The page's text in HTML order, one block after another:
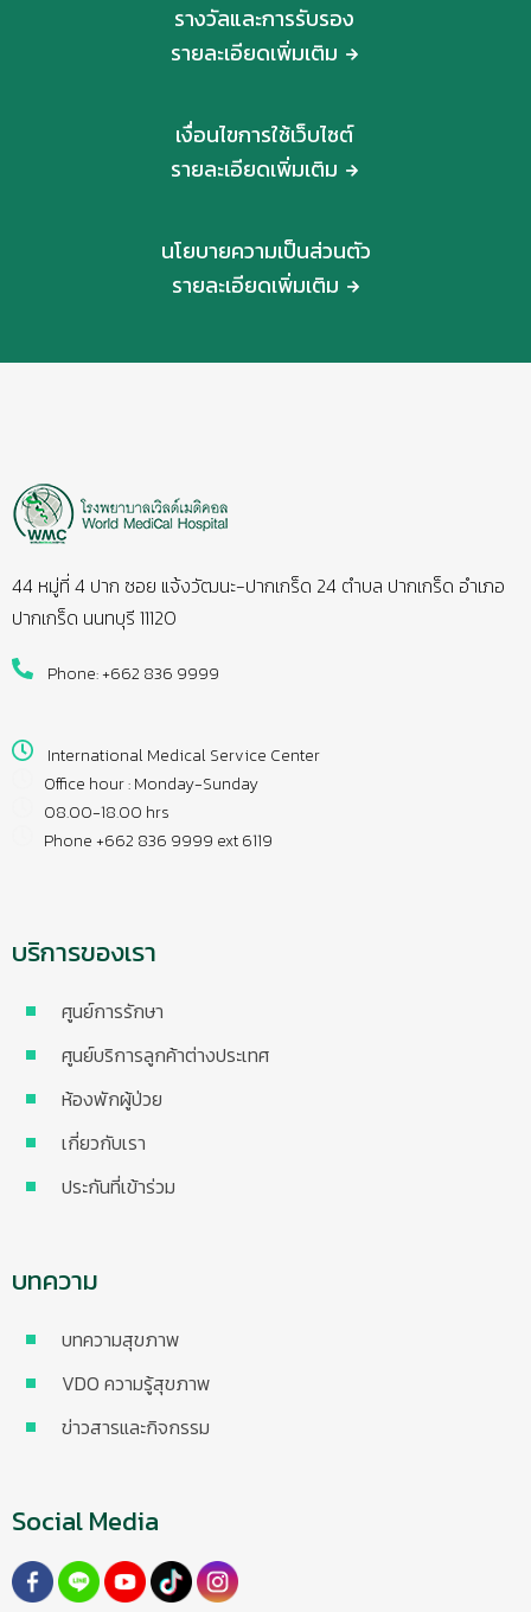
รางวัลและการรับรอง
รายละเอียดเพิ่มเติม
เงื่อนไขการใช้เว็บไซต์
รายละเอียดเพิ่มเติม
นโยบายความเป็นส่วนตัว
รายละเอียดเพิ่มเติม
44 หมู่ที่ 4 ปาก ซอย แจ้งวัฒนะ-ปากเกร็ด 24 ตำบล ปากเกร็ด อำเภอ
ปากเกร็ด นนทบุรี 11120
Phone: +662 836 9999
International Medical Service Center
Office hour : Monday-Sunday
08.00-18.00 hrs
Phone +662 836 9999 ext 6119
บริการของเรา
ศูนย์การรักษา
ศูนย์บริการลูกค้าต่างประเทศ
ห้องพักผู้ป่วย
เกี่ยวกับเรา
ประกันที่เข้าร่วม
บทความ
บทความสุขภาพ
VDO ความรู้สุขภาพ
ข่าวสารและกิจกรรม
Social Media